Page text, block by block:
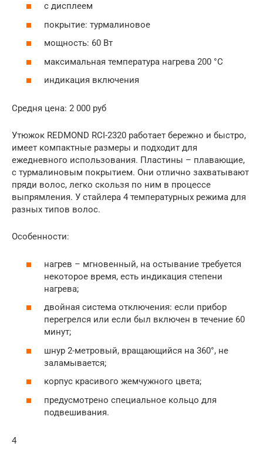
с дисплеем
покрытие: турмалиновое
мощность: 60 Вт
максимальная температура нагрева 200 °C
индикация включения
Средня цена: 2 000 руб
Утюжок REDMOND RCI-2320 работает бережно и быстро,
имеет компактные размеры и подходит для
ежедневного использования. Пластины – плавающие,
с турмалиновым покрытием. Они отлично захватывают
пряди волос, легко скользя по ним в процессе
выпрямления. У стайлера 4 температурных режима для
разных типов волос.
Особенности:
нагрев – мгновенный, на остывание требуется
некоторое время, есть индикация степени
нагрева;
двойная система отключения: если прибор
перегрелся или если был включен в течение 60
минут;
шнур 2-метровый, вращающийся на 360°, не
заламывается;
корпус красивого жемчужного цвета;
предусмотрено специальное кольцо для
подвешивания.
4